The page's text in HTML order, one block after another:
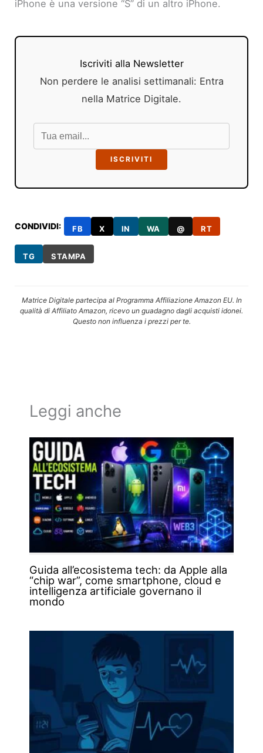
iPhone è una versione “S” di un altro iPhone.
Iscriviti alla Newsletter
Non perdere le analisi settimanali: Entra
nella Matrice Digitale.
ISCRIVITI
CONDIVIDI: FB X IN WA @ RT
TG STAMPA
Matrice Digitale partecipa al Programma Affiliazione Amazon EU. In
qualità di Affiliato Amazon, ricevo un guadagno dagli acquisti idonei.
Questo non influenza i prezzi per te.
Leggi anche
Guida all’ecosistema tech: da Apple alla
“chip war”, come smartphone, cloud e
intelligenza artificiale governano il
mondo